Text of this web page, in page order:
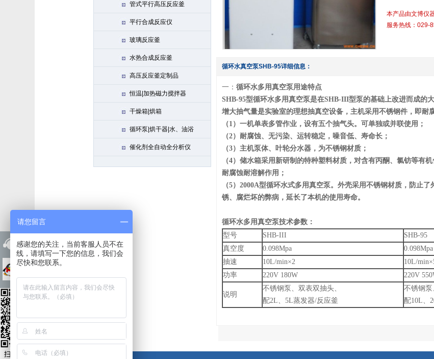
管式平行高压反应釜
平行合成反应仪
玻璃反应釜
水热合成反应釜
高压反应釜定制品
恒温|加热磁力搅拌器
干燥箱|烘箱
循环泵|烘干器|水、油浴
催化剂全自动全分析仪
本产品由文博仪
服务热线：029-
循环水真空泵SHB-95详细信息：
一： 循环水多用真空泵用途特点
SHB-95型循环水多用真空泵是在SHB-III型泵的基础上改进而成的
增大抽气量是实验室的理想抽真空设备，主机采用不锈钢件，即耐
（1）一机单表多管作业，设有五个抽气头。可单独或并联使用；
（2）耐腐蚀、无污染、运转稳定，噪音低、寿命长；
（3）主机泵体、叶轮分水器，为不锈钢材质；
（4）储水箱采用新研制的特种塑料材质，对含有丙酮、氯钫等有
耐腐蚀耐溶解作用；
（5）2000A型循环水式多用真空泵。外壳采用不锈钢材质，防止
锈、腐烂坏的弊病，延长了本机的使用寿命。
循环水多用真空泵技术参数：
型号
SHB-III
SHB-95
真空度
0.098Mpa
0.098Mpa
抽速
10L/min×2 10L/
功率
220V 180W 220V
说明
不锈钢泵、双表双抽头、
配2L、 5L蒸发器/反应釜
不锈钢泵
配10L、
请您留言
感谢您的关注，当前客服人员不在
线，请填写一下您的信息，我们会
尽快和您联系。